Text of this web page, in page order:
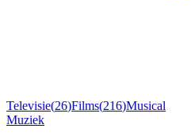
Televisie(26)Films(216)Musical
Muziek